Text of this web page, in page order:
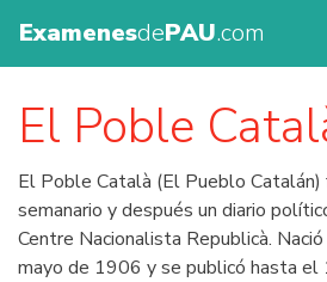
ExamenesdePAU.com
El Poble
El Poble Català (El Pueblo Catalán)
semanario y después un diario
Centre Nacionalista Republicà.
mayo de 1906 y se publicó hasta